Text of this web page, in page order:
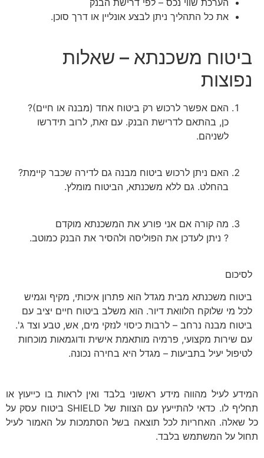
הערכת שווי נכס – לפי דרישת הבנק
את כל התהליך ניתן לבצע אונליין או דרך סוכן.
ביטוח משכנתא – שאלות
נפוצות
האם אפשר לרכוש רק ביטוח אחד (מבנה או חיים)?
כן, בהתאם לדרישת הבנק. עם זאת, לרוב תידרשו
לשניהם.
האם ניתן לרכוש ביטוח מבנה גם לדירה שכבר קיימת?
בהחלט. גם ללא משכנתא, הביטוח מומלץ.
מה קורה אם אני פורע את המשכנתא מוקדם
? ניתן לעדכן את הפוליסה ולהסיר את הבנק כמוטב.
לסיכום
ביטוח משכנתא מבית מגדל הוא פתרון איכותי, מקיף וגמיש
לכל מי שלוקח הלוואת דיור. הוא משלב ביטוח חיים יציב עם
ביטוח מבנה נרחב – לרבות כיסוי לנזקי מים, אש, טבע וצד ג'.
עם שירות מקצועי, פרמיה מותאמת אישית ודוגמאות מוכחות
לטיפול יעיל בתביעות – מגדל היא בחירה נכונה.
המידע לעיל מהווה מידע ראשוני בלבד ואין לראות בו כייעוץ או
תחליף לו. כדאי להתייעץ עם הצוות של SHIELD ביטוח עסק על
כל שאלה. האחריות לכל תוצאה בשל הסתמכות על האמור לעיל
תחול על המשתמש בלבד.